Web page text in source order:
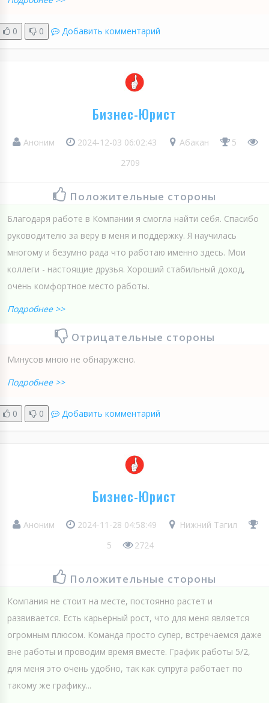
0 0 Добавить комментарий
Бизнес-Юрист
Аноним 2024-12-03 06:02:43 Абакан
5
2709
Положительные стороны
Благодаря работе в Компании я смогла найти себя. Спасибо
руководителю за веру в меня и поддержку. Я научилась
многому и безумно рада что работаю именно здесь. Мои
коллеги - настоящие друзья. Хороший стабильный доход,
очень комфортное место работы.
Подробнее >>
Отрицательные стороны
Минусов мною не обнаружено.
Подробнее >>
0 0 Добавить комментарий
Бизнес-Юрист
Аноним 2024-11-28 04:58:49
Нижний Тагил
5
2724
Положительные стороны
Компания не стоит на месте, постоянно растет и
развивается. Есть карьерный рост, что для меня является
огромным плюсом. Команда просто супер, встречаемся даже
вне работы и проводим время вместе. График работы 5/2,
для меня это очень удобно, так как супруга работает по
такому же графику...